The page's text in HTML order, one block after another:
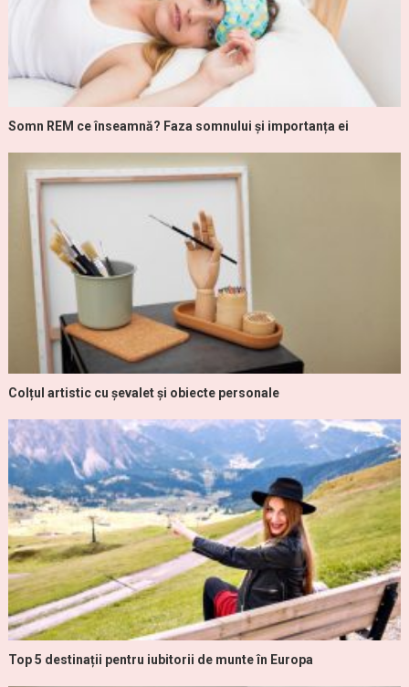
Somn REM ce înseamnă? Faza somnului și importanța ei
Colțul artistic cu șevalet și obiecte personale
Top 5 destinații pentru iubitorii de munte în Europa